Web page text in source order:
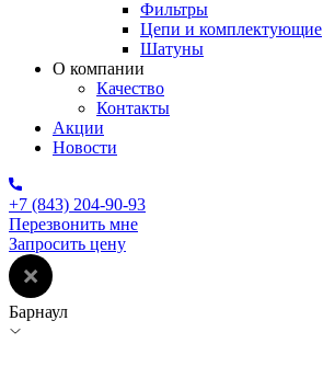
Фильтры
Цепи и комплектующие
Шатуны
О компании
Качество
Контакты
Акции
Новости
+7 (843) 204-90-93
Перезвонить мне
Запросить цену
Барнаул